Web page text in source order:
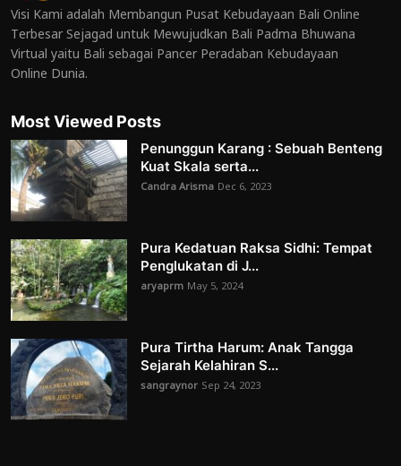
Visi Kami adalah Membangun Pusat Kebudayaan Bali Online
Terbesar Sejagad untuk Mewujudkan Bali Padma Bhuwana
Virtual yaitu Bali sebagai Pancer Peradaban Kebudayaan
Online Dunia.
Most Viewed Posts
Penunggun Karang : Sebuah Benteng
Kuat Skala serta...
Candra Arisma Dec 6, 2023
Pura Kedatuan Raksa Sidhi: Tempat
Penglukatan di J...
aryaprm May 5, 2024
Pura Tirtha Harum: Anak Tangga
Sejarah Kelahiran S...
sangraynor Sep 24, 2023